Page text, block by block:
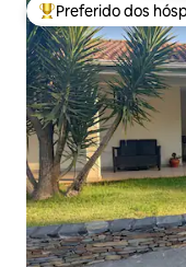
Entre os melhores
Preferido dos